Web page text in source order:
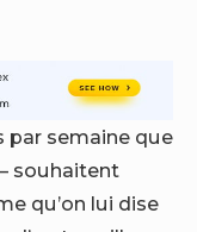
par semaine que
souhaitent
qu’on lui dise